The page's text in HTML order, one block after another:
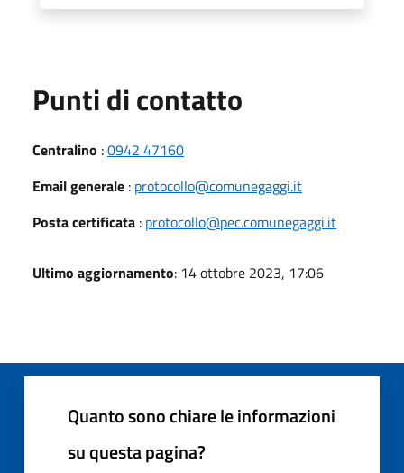
Punti di contatto
Centralino :0942 47160
Email generale : protocollo@comunegaggi.it
Posta certificata : protocollo@pec.comunegaggi.it
Ultimo aggiornamento: 14 ottobre 2023, 17:06
Quanto sono chiare le informazioni
su questa pagina?